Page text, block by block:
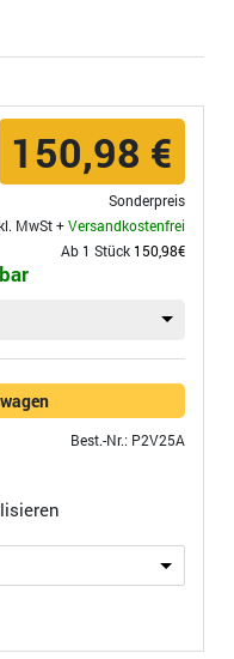
150,98 €
Sonderpreis
MwSt +Versandkostenfrei
Ab 1 Stück 150,98€
Best.-Nr.: P2V25A